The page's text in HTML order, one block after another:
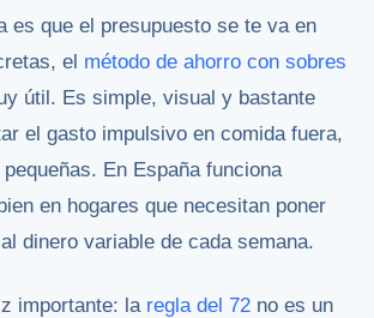
es que el presupuesto se te va en
el método de ahorro con sobres
útil. Es simple, visual y bastante
el gasto impulsivo en comida fuera,
En España funciona
en hogares que necesitan poner
dinero variable de cada semana.
importante: la regla del 72 no es un